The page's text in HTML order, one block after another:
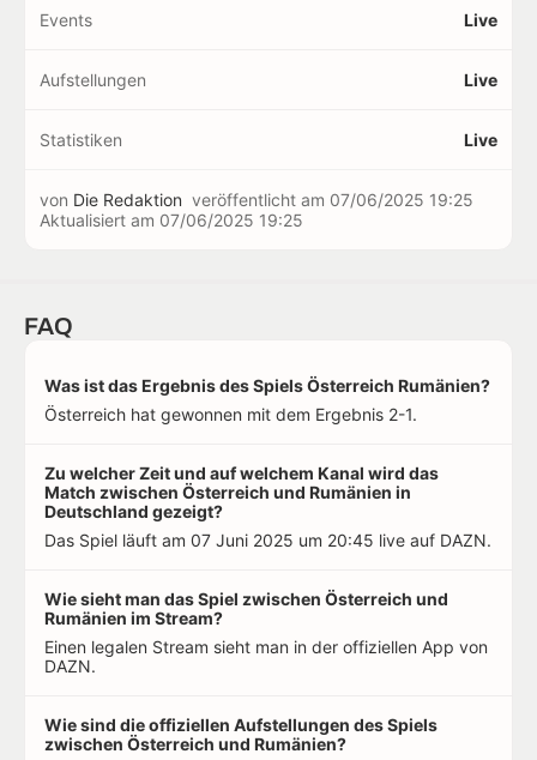
Events Live
Aufstellungen Live
Statistiken Live
von Die Redaktion veröffentlicht am 07/06/2025 19:25
Aktualisiert am 07/06/2025 19:25
FAQ
Was ist das Ergebnis des Spiels Österreich Rumänien?
Österreich hat gewonnen mit dem Ergebnis 2-1.
Zu welcher Zeit und auf welchem Kanal wird das
Match zwischen Österreich und Rumänien in
Deutschland gezeigt?
Das Spiel läuft am 07 Juni 2025 um 20:45 live auf DAZN.
Wie sieht man das Spiel zwischen Österreich und
Rumänien im Stream?
Einen legalen Stream sieht man in der offiziellen App von
DAZN.
Wie sind die offiziellen Aufstellungen des Spiels
zwischen Österreich und Rumänien?